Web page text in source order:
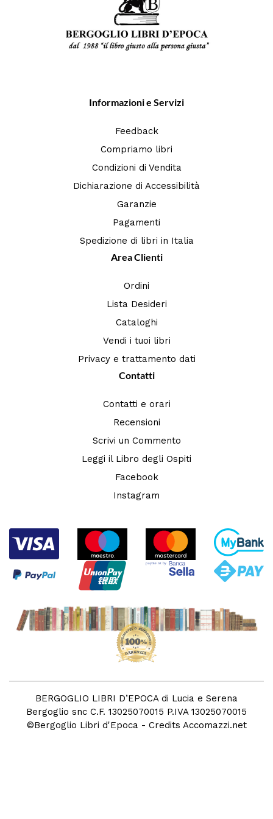
Informazioni e Servizi
Feedback
Compriamo libri
Condizioni di Vendita
Dichiarazione di Accessibilità
Garanzie
Pagamenti
Spedizione di libri in Italia
Area Clienti
Ordini
Lista Desideri
Cataloghi
Vendi i tuoi libri
Privacy e trattamento dati
Contatti
Contatti e orari
Recensioni
Scrivi un Commento
Leggi il Libro degli Ospiti
Facebook
Instagram
BERGOGLIO LIBRI D’EPOCA di Lucia e Serena
Bergoglio snc C.F. 13025070015 P.IVA 13025070015
©Bergoglio Libri d'Epoca - Credits Accomazzi.net